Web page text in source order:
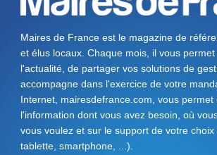
Maires de France est le magazine de
et élus locaux. Chaque mois, il vous
l'actualité, de partager vos solutions de
accompagne dans l'exercice de votre
Internet, mairesdefrance.com, vous permet
l'information dont vous avez besoin, où
vous voulez et sur le support de votre choix
tablette, smartphone, ...).